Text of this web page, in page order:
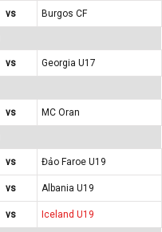
vs Burgos CF
vs Georgia U17
vs MC Oran
vs
Đảo Faroe U19
vs
Albania U19
vs Iceland U19